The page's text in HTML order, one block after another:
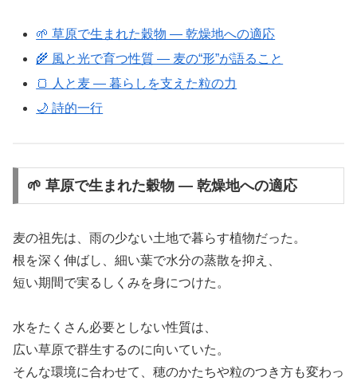
🌱 草原で生まれた穀物 ― 乾燥地への適応
🌾 風と光で育つ性質 ― 麦の“形”が語ること
🍞 人と麦 ― 暮らしを支えた粒の力
🌙 詩的一行
🌱 草原で生まれた穀物 ― 乾燥地への適応
麦の祖先は、雨の少ない土地で暮らす植物だった。
根を深く伸ばし、細い葉で水分の蒸散を抑え、
短い期間で実るしくみを身につけた。
水をたくさん必要としない性質は、
広い草原で群生するのに向いていた。
そんな環境に合わせて、穂のかたちや粒のつき方も変わっ